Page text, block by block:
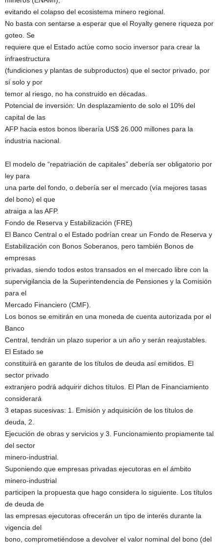
evitando el colapso del ecosistema minero regional.
No basta con sentarse a esperar que el Royalty genere riqueza por
goteo. Se
requiere que el Estado actúe como socio inversor para crear la
infraestructura
(fundiciones y plantas de subproductos) que el sector privado, por
sí solo y por
temor al riesgo, no ha construido en décadas.
Potencial de inversión: Un desplazamiento de solo el 10% del
capital de las
AFP hacia estos bonos liberaría US$ 26.000 millones para la
industria nacional.
El modelo de “repatriación de capitales” debería ser obligatorio por
ley para
una parte del fondo, o debería ser el mercado (vía mejores tasas
del bono) el que
atraiga a las AFP.
Fondo de Reserva y Estabilización (FRE)
El Banco Central o el Estado podrían crear un Fondo de Reserva y
Estabilización con Bonos Soberanos, pero también Bonos de
empresas
privadas, siendo todos estos transados en el mercado libre con la
supervigilancia de la Superintendencia de Pensiones y la Comisión
para el
Mercado Financiero (CMF).
Los bonos se emitirán en una moneda de cuenta autorizada por el
Banco
Central, tendrán un plazo superior a un año y serán reajustables.
El Estado se
constituirá en garante de los títulos de deuda así emitidos. El
sector privado
extranjero podrá adquirir dichos títulos. El Plan de Financiamiento
considerará
3 etapas sucesivas: 1. Emisión y adquisición de los títulos de
deuda, 2.
Ejecución de obras y servicios y 3. Funcionamiento propiamente tal
del sector
minero-industrial.
Suponiendo que empresas privadas ejecutoras en el ámbito
minero-industrial
participen la propuesta que hago considera lo siguiente. Los títulos
de deuda de
las empresas ejecutoras ofrecerán un tipo de interés durante la
vigencia del
bono, comprometiéndose a devolver el valor nominal del bono (del